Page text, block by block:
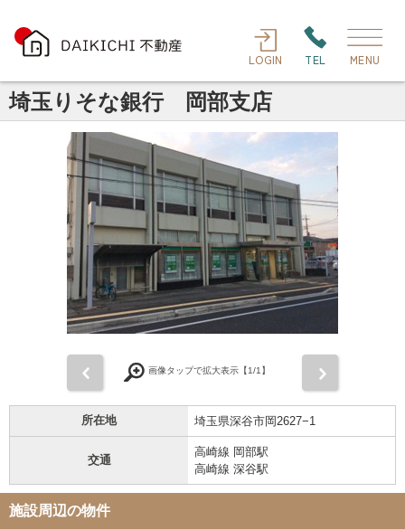
LOGIN TEL MENU
埼玉りそな銀行 岡部支店
画像タップで拡大表示【1/1】
所在地 埼玉県深谷市岡2627−1
交通
高崎線 岡部駅
高崎線 深谷駅
施設周辺の物件